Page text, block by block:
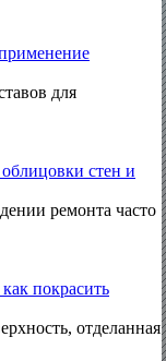
для
стен и
ремонта часто
покрасить
отделанная